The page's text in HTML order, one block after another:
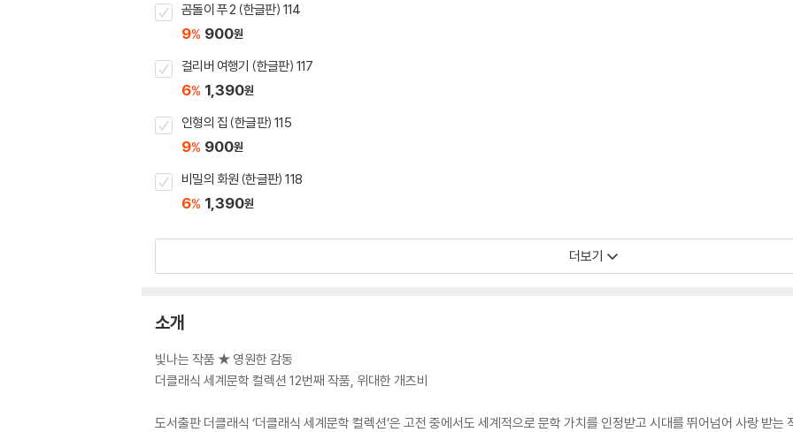
곰돌이 푸 2 (한글판) 114
9% 900원
걸리버 여행기 (한글판) 117
6% 1,390원
인형의 집 (한글판) 115
9% 900원
비밀의 화원 (한글판) 118
6% 1,390원
더보기
소개
빛나는 작품 ★ 영원한 감동
더클래식 세계문학 컬렉션 12번째 작품, 위대한 개츠비
도서출판 더클래식 ‘더클래식 세계문학 컬렉션’은 고전 중에서도 세계적으로 문학 가치를 인정받고 시대를 뛰어넘어 사랑 받